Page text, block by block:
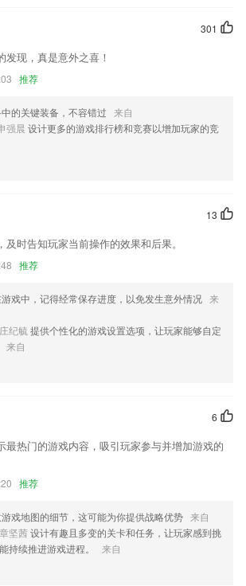
课堂开课拉~ 快跟着小编上车吧~
官网入口的介绍，如果您喜欢这款软件，您可以
论，说出您的使用经历，以帮助我们更好的对产品
情，为用户提供更多便捷功能
动签约流程优化
301
发现，真是意外之喜！
推荐
中的关键装备，不容错过 来自
强晨 设计更多的游戏排行榜和竞赛以增加玩家的竞
13
及时告知玩家当前操作的效果和后果。
推荐
游戏中，记得经常保存进度，以免发生意外情况 来
纪毓 提供个性化的游戏设置选项，让玩家能够自定
来自
6
最热门的游戏内容，吸引玩家参与并增加游戏的
推荐
游戏地图的细节，这可能为你提供战略优势 来自
坚茜设计有趣且多变的关卡和任务，让玩家感到挑
持续推进游戏进程。
来自